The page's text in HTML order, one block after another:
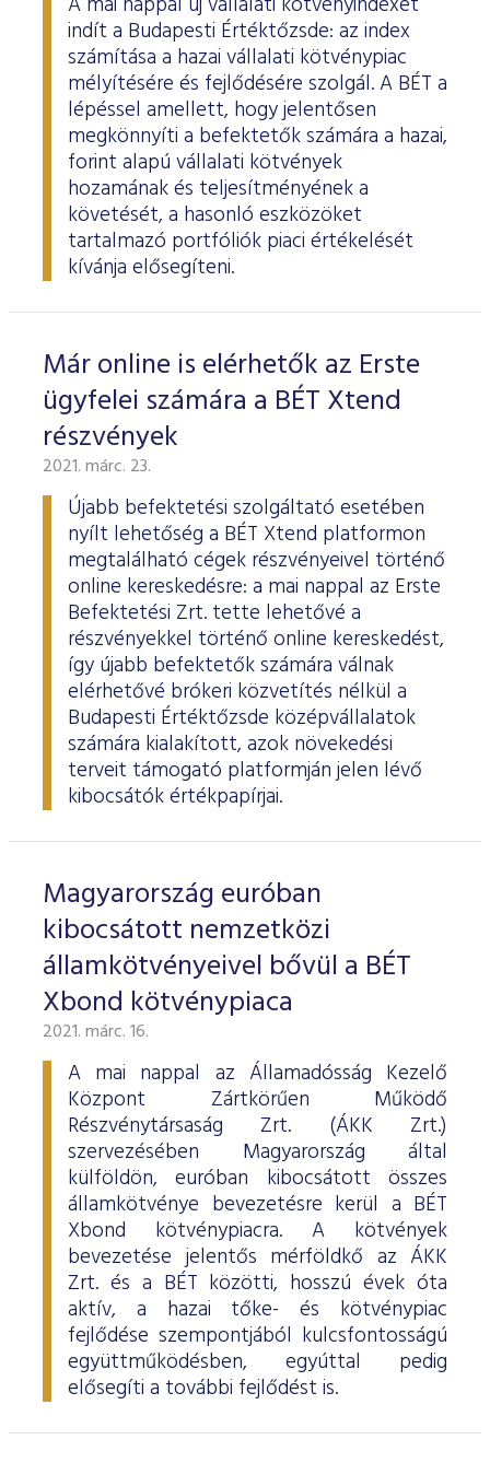
indít a Budapesti Értéktőzsde: az index
számítása a hazai vállalati kötvénypiac
mélyítésére és fejlődésére szolgál. A BÉT a
lépéssel amellett, hogy jelentősen
megkönnyíti a befektetők számára a hazai,
forint alapú vállalati kötvények
hozamának és teljesítményének a
követését, a hasonló eszközöket
tartalmazó portfóliók piaci értékelését
kívánja elősegíteni.
Már online is elérhetők az Erste
ügyfelei számára a BÉT Xtend
részvények
2021. márc. 23.
Újabb befektetési szolgáltató esetében
nyílt lehetőség a BÉT Xtend platformon
megtalálható cégek részvényeivel történő
online kereskedésre: a mai nappal az Erste
Befektetési Zrt. tette lehetővé a
részvényekkel történő online kereskedést,
így újabb befektetők számára válnak
elérhetővé brókeri közvetítés nélkül a
Budapesti Értéktőzsde középvállalatok
számára kialakított, azok növekedési
terveit támogató platformján jelen lévő
kibocsátók értékpapírjai.
Magyarország euróban
kibocsátott nemzetközi
államkötvényeivel bővül a BÉT
Xbond kötvénypiaca
2021. márc. 16.
A mai nappal az Államadósság Kezelő
Központ Zártkörűen Működő
Részvénytársaság Zrt. (ÁKK Zrt.)
szervezésében Magyarország által
külföldön, euróban kibocsátott összes
államkötvénye bevezetésre kerül a BÉT
Xbond kötvénypiacra. A kötvények
bevezetése jelentős mérföldkő az ÁKK
Zrt. és a BÉT közötti, hosszú évek óta
aktív, a hazai tőke- és kötvénypiac
fejlődése szempontjából kulcsfontosságú
együttműködésben, egyúttal pedig
elősegíti a további fejlődést is.